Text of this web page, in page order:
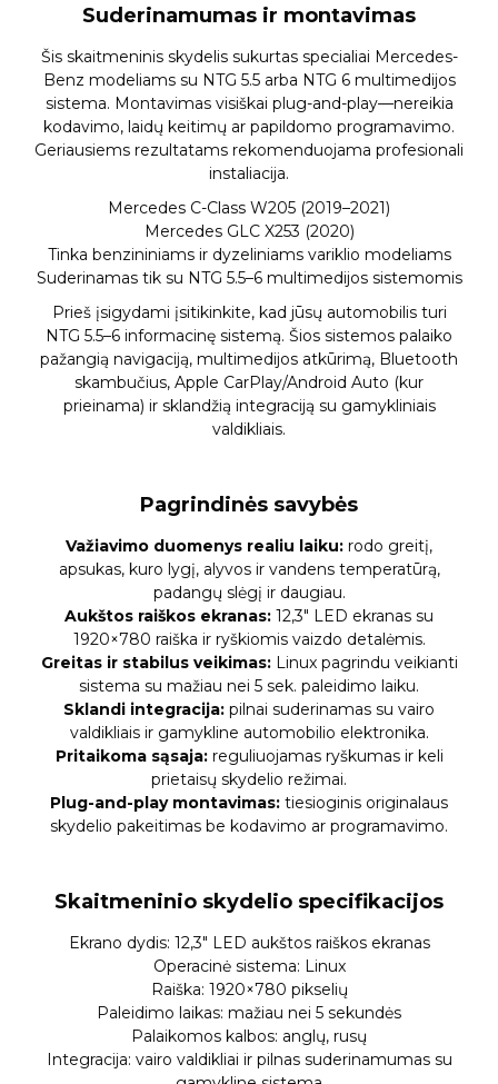
Suderinamumas ir montavimas
Šis skaitmeninis skydelis sukurtas specialiai Mercedes-
Benz modeliams su NTG 5.5 arba NTG 6 multimedijos
sistema. Montavimas visiškai plug-and-play—nereikia
kodavimo, laidų keitimų ar papildomo programavimo.
Geriausiems rezultatams rekomenduojama profesionali
instaliacija.
Mercedes C-Class W205 (2019–2021)
Mercedes GLC X253 (2020)
Tinka benzininiams ir dyzeliniams variklio modeliams
Suderinamas tik su NTG 5.5–6 multimedijos sistemomis
Prieš įsigydami įsitikinkite, kad jūsų automobilis turi
NTG 5.5–6 informacinę sistemą. Šios sistemos palaiko
pažangią navigaciją, multimedijos atkūrimą, Bluetooth
skambučius, Apple CarPlay/Android Auto (kur
prieinama) ir sklandžią integraciją su gamykliniais
valdikliais.
Pagrindinės savybės
Važiavimo duomenys realiu laiku: rodo greitį,
apsukas, kuro lygį, alyvos ir vandens temperatūrą,
padangų slėgį ir daugiau.
Aukštos raiškos ekranas: 12,3″ LED ekranas su
1920×780 raiška ir ryškiomis vaizdo detalėmis.
Greitas ir stabilus veikimas:Linux pagrindu veikianti
sistema su mažiau nei 5 sek. paleidimo laiku.
Sklandi integracija: pilnai suderinamas su vairo
valdikliais ir gamykline automobilio elektronika.
Pritaikoma sąsaja:reguliuojamas ryškumas ir keli
prietaisų skydelio režimai.
Plug-and-play montavimas: tiesioginis originalaus
skydelio pakeitimas be kodavimo ar programavimo.
Skaitmeninio skydelio specifikacijos
Ekrano dydis: 12,3″ LED aukštos raiškos ekranas
Operacinė sistema: Linux
Raiška: 1920×780 pikselių
Paleidimo laikas: mažiau nei 5 sekundės
Palaikomos kalbos: anglų, rusų
Integracija: vairo valdikliai ir pilnas suderinamumas su